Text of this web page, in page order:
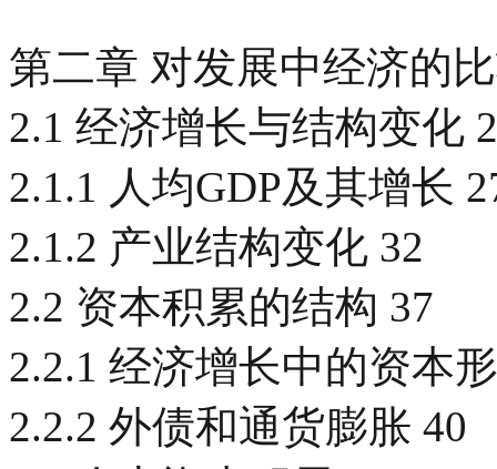
第二章 对发展中经济的
2.1 经济增长与结构变化
2.1.1 人均GDP及其增长
2.1.2 产业结构变化 32
2.2 资本积累的结构 37
2.2.1 经济增长中的资本
2.2.2 外债和通货膨胀 40